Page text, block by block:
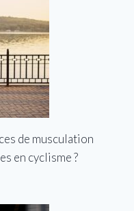
de musculation
en cyclisme ?